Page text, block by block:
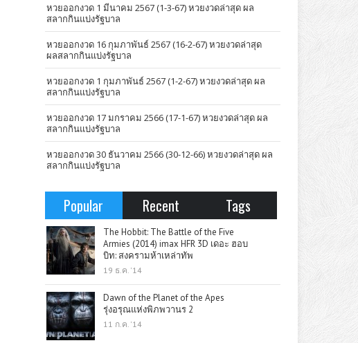
หวยออกงวด 1 มีนาคม 2567 (1-3-67) หวยงวดล่าสุด ผล
สลากกินแบ่งรัฐบาล
หวยออกงวด 16 กุมภาพันธ์ 2567 (16-2-67) หวยงวดล่าสุด
ผลสลากกินแบ่งรัฐบาล
หวยออกงวด 1 กุมภาพันธ์ 2567 (1-2-67) หวยงวดล่าสุด ผล
สลากกินแบ่งรัฐบาล
หวยออกงวด 17 มกราคม 2566 (17-1-67) หวยงวดล่าสุด ผล
สลากกินแบ่งรัฐบาล
หวยออกงวด 30 ธันวาคม 2566 (30-12-66) หวยงวดล่าสุด ผล
สลากกินแบ่งรัฐบาล
Popular Recent Tags
The Hobbit: The Battle of the Five
Armies (2014) imax HFR 3D เดอะ ฮอบ
บิท: สงครามห้าเหล่าทัพ
19 ธ.ค. '14
Dawn of the Planet of the Apes
รุ่งอรุณแห่งพิภพวานร 2
11 ก.ค. '14